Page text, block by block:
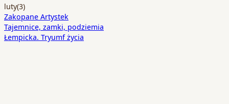
luty(3)
Zakopane Artystek
Tajemnice, zamki, podziemia
Łempicka. Tryumf życia